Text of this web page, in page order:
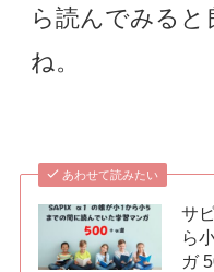
ら読んでみる
ね。
あわせて読みたい
サ
ら
ガ